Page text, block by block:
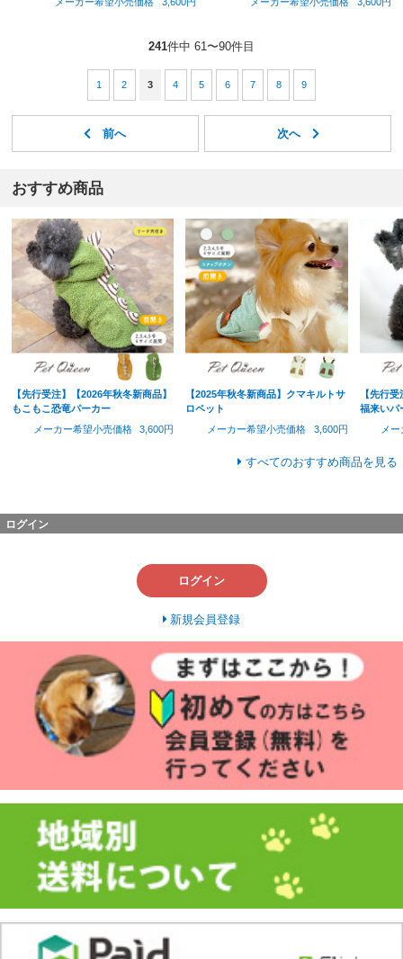
241件中 61〜90件目
1 2 3 4 5 6 7 8 9
おすすめ商品
【先行受注】【2026年秋冬新商品】
もこもこ恐竜パーカー
メーカー希望小売価格
3,600円
【2025年秋冬新商品】クマキルトサ
ロペット
メーカー希望小売価格
3,600円
【先行
福来いパ
メ
すべてのおすすめ商品を見る
ログイン
ログイン
新規会員登録